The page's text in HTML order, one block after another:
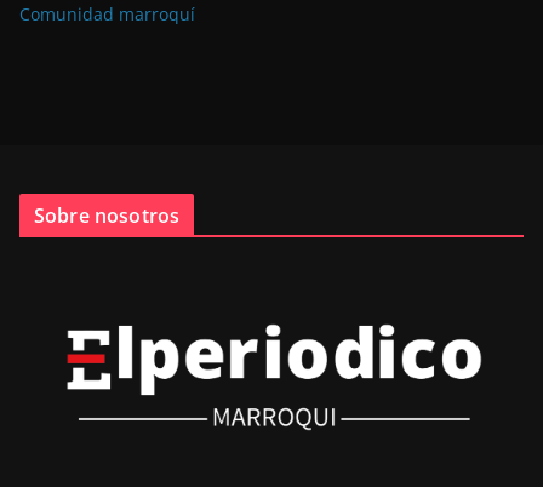
Comunidad marroquí
Sobre nosotros